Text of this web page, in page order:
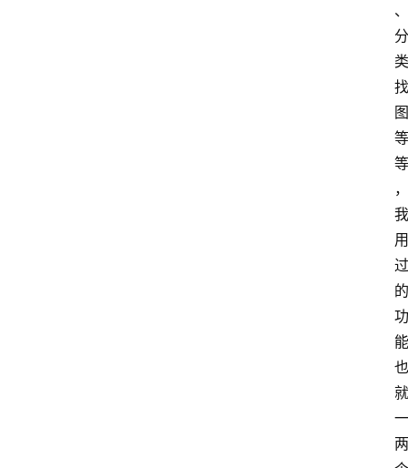
、
分
类
找
图
等
等
，
我
用
过
的
功
能
也
就
一
两